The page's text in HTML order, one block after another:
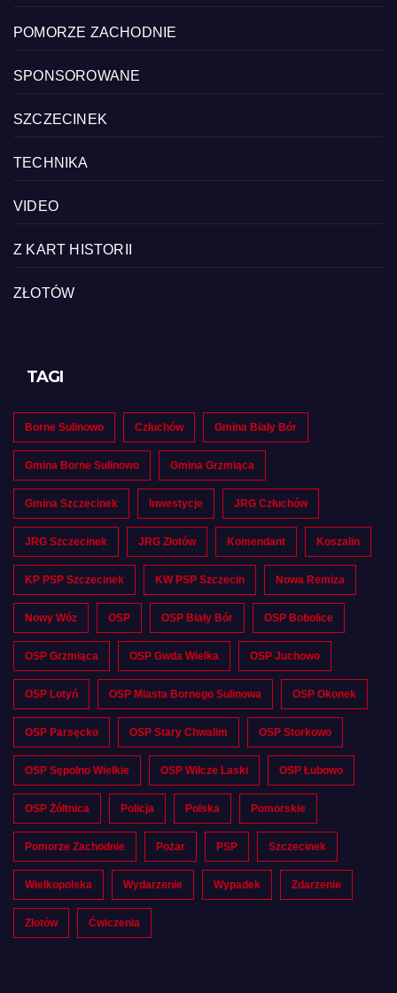
POMORZE ZACHODNIE
SPONSOROWANE
SZCZECINEK
TECHNIKA
VIDEO
Z KART HISTORII
ZŁOTÓW
TAGI
Borne Sulinowo Człuchów Gmina Biały Bór
Gmina Borne Sulinowo Gmina Grzmiąca
Gmina Szczecinek Inwestycje JRG Człuchów
JRG Szczecinek JRG Złotów Komendant Koszalin
KP PSP Szczecinek KW PSP Szczecin Nowa Remiza
Nowy Wóz OSP OSP Biały Bór OSP Bobolice
OSP Grzmiąca OSP Gwda Wielka OSP Juchowo
OSP Lotyń OSP Miasta Bornego Sulinowa OSP Okonek
OSP Parsęcko OSP Stary Chwalim OSP Storkowo
OSP Sępolno Wielkie OSP Wilcze Laski OSP Łubowo
OSP Żółtnica Policja Polska Pomorskie
Pomorze Zachodnie Pożar PSP Szczecinek
Wielkopolska Wydarzenie Wypadek Zdarzenie
Złotów Ćwiczenia